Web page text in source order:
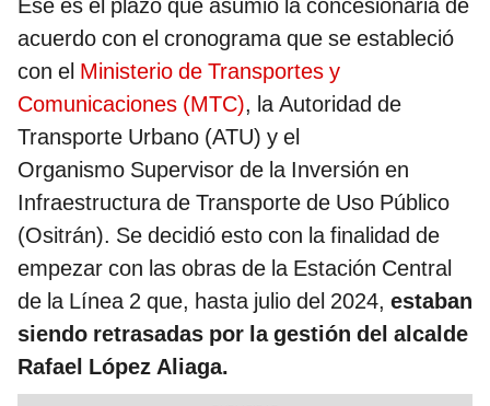
Ese es el plazo que asumió la concesionaria de
acuerdo con el cronograma que se estableció
con el Ministerio de Transportes y
Comunicaciones (MTC), la Autoridad de
Transporte Urbano (ATU) y el
Organismo Supervisor de la Inversión en
Infraestructura de Transporte de Uso Público
(Ositrán). Se decidió esto con la finalidad de
empezar con las obras de la Estación Central
de la Línea 2 que, hasta julio del 2024, estaban
siendo retrasadas por la gestión del alcalde
Rafael López Aliaga.